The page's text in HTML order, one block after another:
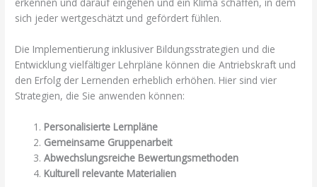
sich jeder wertgeschätzt und gefördert fühlen.
Die Implementierung inklusiver Bildungsstrategien und die
Entwicklung vielfältiger Lehrpläne können die Antriebskraft und
den Erfolg der Lernenden erheblich erhöhen. Hier sind vier
Strategien, die Sie anwenden können:
Personalisierte Lernpläne
Gemeinsame Gruppenarbeit
Abwechslungsreiche Bewertungsmethoden
Kulturell relevante Materialien